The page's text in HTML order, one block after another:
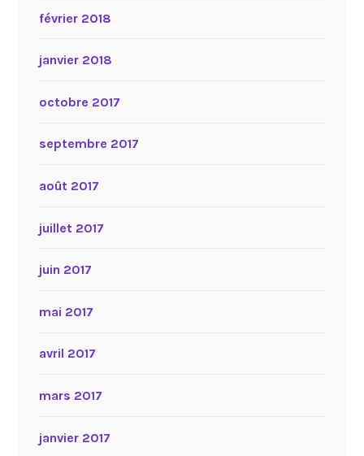
février 2018
janvier 2018
octobre 2017
septembre 2017
août 2017
juillet 2017
juin 2017
mai 2017
avril 2017
mars 2017
janvier 2017